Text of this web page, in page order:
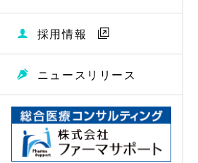
採用情報
ニュースリリース